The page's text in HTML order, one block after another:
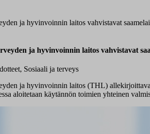
ja hyvinvoinnin laitos vahvistavat
ja hyvinvoinnin laitos vahvistavat
Sosiaali ja terveys
ja hyvinvoinnin laitos (THL)
aloitetaan käytännön toimien yhteinen